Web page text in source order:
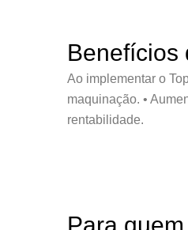
Benefícios
Ao implementar o
maquinação. •
rentabilidade.